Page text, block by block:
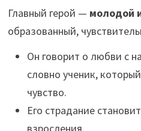
Главный герой — молодой
образованный,
Он говорит о любви с
словно ученик,
чувство.
Его страдание